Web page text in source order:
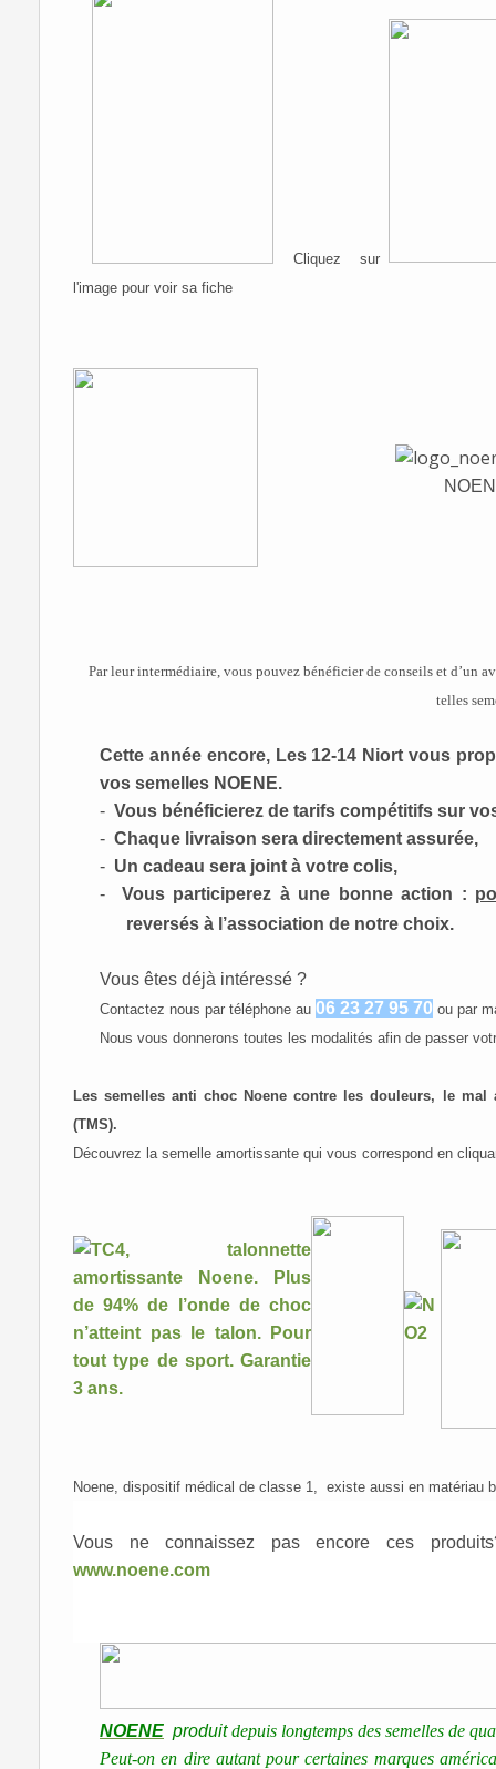
Cliquez sur
l'image pour voir sa fiche
Par leur intermédiaire, vous pouvez bénéficier de conseils et d’un
telles
Cette année encore, Les 12-14 Niort vous
vos semelles NOENE.
- Vous bénéficierez de tarifs compétitifs sur
- Chaque livraison sera directement assurée,
- Un cadeau sera joint à votre colis,
- Vous participerez à une bonne action :
reversés à l’association de notre choix.
Vous êtes déjà intéressé ?
Contactez nous par téléphone au 06 23 27 95 70 ou par
Nous vous donnerons toutes les modalités afin de passer
Les semelles anti choc Noene contre les douleurs, le
(TMS).
Découvrez la semelle amortissante qui vous correspond en
Noene, dispositif médical de classe 1, existe aussi en matériau
Vous ne connaissez pas encore ces
www.noene.com
NOENE produitdepuis longtemps des semelles de
Peut-on en dire autant pour certaines marques